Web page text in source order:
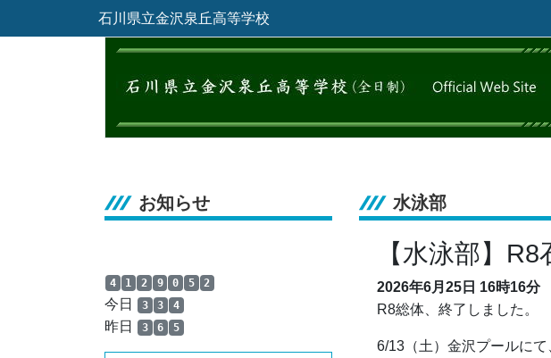
石川県立金沢泉丘高等学校
お知らせ
4 1 2 9 0 5 2
今日 3 3 4
昨日 3 6 5
水泳部
【水泳部】
2026年6月25日 16時16分
R8総体、終了しました。
6/13（土）金沢プールにて